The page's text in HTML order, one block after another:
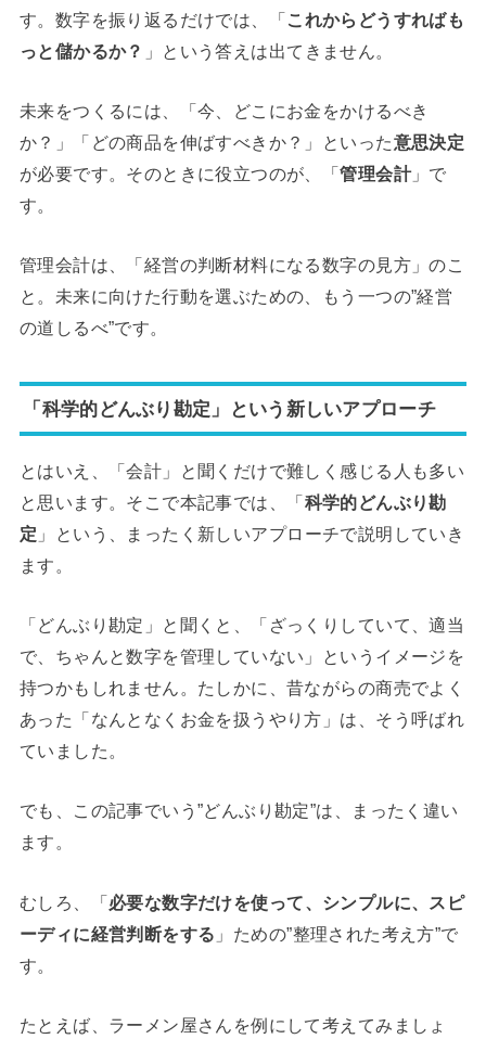
す。数字を振り返るだけでは、「これからどうすればも
っと儲かるか？ 」という答えは出てきません。
未来をつくるには、「今、どこにお金をかけるべき
か？」「どの商品を伸ばすべきか？」といった意思決定
が必要です。そのときに役立つのが、「管理会計」で
す。
管理会計は、「経営の判断材料になる数字の見方」のこ
と。未来に向けた行動を選ぶための、もう一つの”経営
の道しるべ”です。
「科学的どんぶり勘定」という新しいアプローチ
とはいえ、「会計」と聞くだけで難しく感じる人も多い
と思います。そこで本記事では、「科学的どんぶり勘
定 」という、まったく新しいアプローチで説明していき
ます。
「どんぶり勘定」と聞くと、「ざっくりしていて、適当
で、ちゃんと数字を管理していない」というイメージを
持つかもしれません。たしかに、昔ながらの商売でよく
あった「なんとなくお金を扱うやり方」は、そう呼ばれ
ていました。
でも、この記事でいう”どんぶり勘定”は、まったく違い
ます。
むしろ、「必要な数字だけを使って、シンプルに、スピ
ーディに経営判断をする 」ための”整理された考え方”で
す。
たとえば、ラーメン屋さんを例にして考えてみましょ